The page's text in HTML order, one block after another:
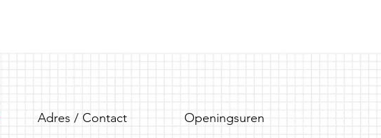
Adres / Contact Openingsuren